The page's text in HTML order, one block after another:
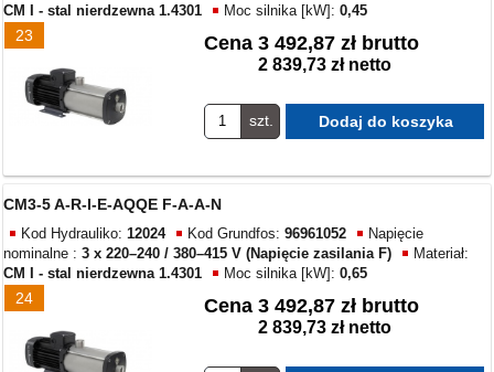
23
CM I - stal nierdzewna 1.4301
Moc silnika [kW]:0,45
Cena 3 492,87 zł brutto
2 839,73 zł netto
szt.
24
CM3-5 A-R-I-E-AQQE F-A-A-N
Kod Hydrauliko:12024 Kod Grundfos:96961052
Napięcie
nominalne :3 x 220–240 / 380–415 V (Napięcie zasilania F)
Materiał:
CM I - stal nierdzewna 1.4301
Moc silnika [kW]:0,65
Cena 3 492,87 zł brutto
2 839,73 zł netto